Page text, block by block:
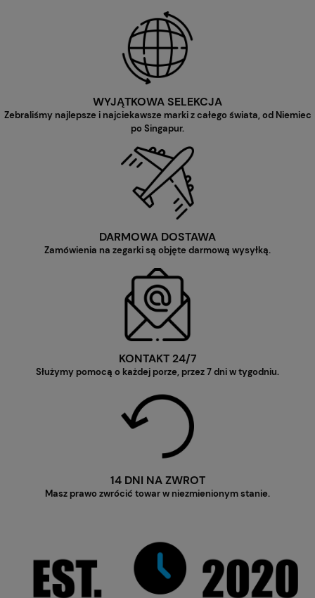
WYJĄTKOWA SELEKCJA
Zebraliśmy najlepsze i najciekawsze marki z całego świata, od Niemiec
po Singapur.
DARMOWA DOSTAWA
Zamówienia na zegarki są objęte darmową wysyłką.
KONTAKT 24/7
Służymy pomocą o każdej porze, przez 7 dni w tygodniu.
14 DNI NA ZWROT
Masz prawo zwrócić towar w niezmienionym stanie.